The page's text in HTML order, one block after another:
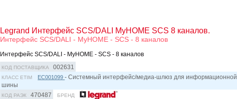
Legrand Интерфейс SCS/DALI MyHOME SCS 8 каналов.
Интерфейс SCS/DALI - MyHOME - SCS - 8 каналов
Интерфейс SCS/DALI - MyHOME - SCS - 8 каналов
КОД ПОСТАВЩИКА 002631
КЛАСС ETIM EC001099- Системный интерфейс/медиа-шлюз для информационной
шины
КОД РАЭК 470487 БРЕНД